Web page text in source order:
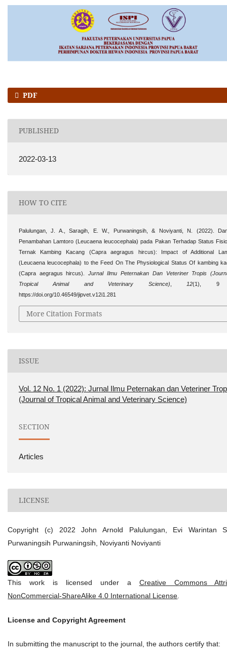
PDF
PUBLISHED
2022-03-13
HOW TO CITE
Palulungan, J. A., Saragih, E. W., Purwaningsih, & Noviyanti, N. (2022).
Penambahan Lamtoro (Leucaena leucocephala) pada Pakan Terhadap Status
Ternak Kambing Kacang (Capra aegragus hircus): Impact of Additional
(Leucaena leucocephala) to the Feed On The Physiological Status Of kambing
(Capra aegragus hircus).Jurnal Ilmu Peternakan Dan Veteriner Tropis
Tropical Animal and Veterinary Science)
12(1), 9
https://doi.org/10.46549/jipvet.v12i1.281
More Citation Formats
ISSUE
Vol. 12 No. 1 (2022): Jurnal Ilmu Peternakan dan Veteriner
(Journal of Tropical Animal and Veterinary Science)
SECTION
Articles
LICENSE
Copyright (c) 2022 John Arnold Palulungan, Evi Warintan
Purwaningsih Purwaningsih, Noviyanti Noviyanti
This work is licensed under a Creative Commons
NonCommercial-ShareAlike 4.0 International License
License and Copyright Agreement
In submitting the manuscript to the journal, the authors certify that: